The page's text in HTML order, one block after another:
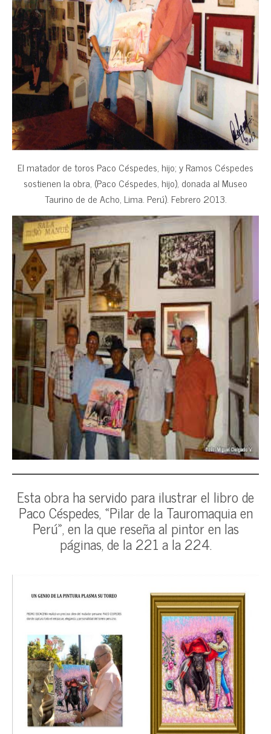
El matador de toros Paco Céspedes, hijo; y Ramos Céspedes
sostienen la obra, (Paco Céspedes, hijo), donada al Museo
Taurino de de Acho, Lima. Perú). Febrero 2013.
Esta obra ha servido para ilustrar el libro de
Paco Céspedes, «Pilar de la Tauromaquia en
Perú», en la que reseña al pintor en las
páginas, de la 221 a la 224.